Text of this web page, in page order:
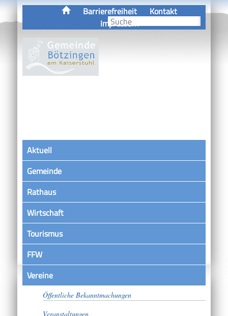
Barrierefreiheit
Kontakt
Impressum
Aktuell
Gemeinde
Rathaus
Wirtschaft
Tourismus
FFW
VereineSatzungen
Öffentliche Bekanntmachungen
Veranstaltungen